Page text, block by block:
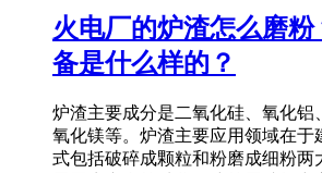
火电厂的炉渣怎么磨
备是什么样的？
炉渣主要成分是二氧化硅、氧化铝
氧化镁等。炉渣主要应用领域在于
式包括破碎成颗粒和粉磨成细粉两